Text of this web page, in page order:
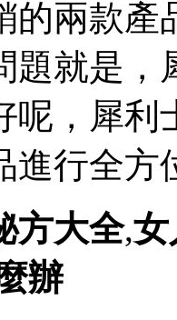
的兩款產
題就是
呢，犀利
進行全方
方大全,女
辦